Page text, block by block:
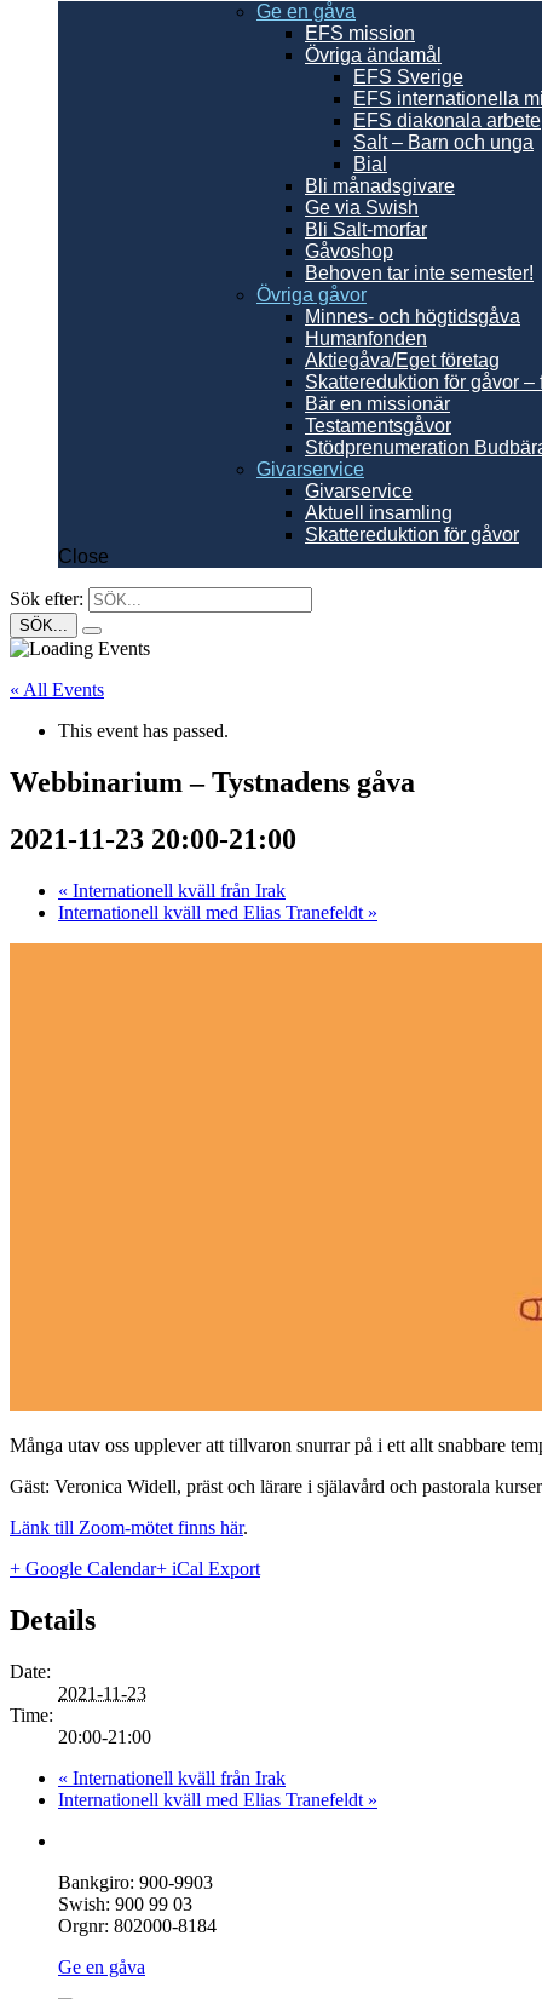
Ge en gåva
EFS mission
Övriga ändamål
EFS Sverige
EFS internationella
EFS diakonala arbete
Salt – Barn och unga
Bial
Bli månadsgivare
Ge via Swish
Bli Salt-morfar
Gåvoshop
Behoven tar inte semester!
Övriga gåvor
Minnes- och högtidsgåva
Humanfonden
Aktiegåva/Eget företag
Skattereduktion för gåvor –
Bär en missionär
Testamentsgåvor
Stödprenumeration
Givarservice
Givarservice
Aktuell insamling
Skattereduktion för gåvor
Close
Sök efter:
« All Events
This event has passed.
Webbinarium – Tystnadens gåva
2021-11-23 20:00-21:00
« Internationell kväll från Irak
Internationell kväll med Elias Tranefeldt »
Många utav oss upplever att tillvaron snurrar på i ett allt snabbare
Gäst: Veronica Widell, präst och lärare i själavård och pastorala
Länk till Zoom-mötet finns här.
+ Google Calendar+ iCal Export
Details
Date:
2021-11-23
Time:
20:00-21:00
« Internationell kväll från Irak
Internationell kväll med Elias Tranefeldt »
Bankgiro: 900-9903
Swish: 900 99 03
Orgnr: 802000-8184
Ge en gåva